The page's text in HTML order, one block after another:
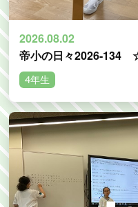
2026.08.02
帝小の日々2026-
4年生